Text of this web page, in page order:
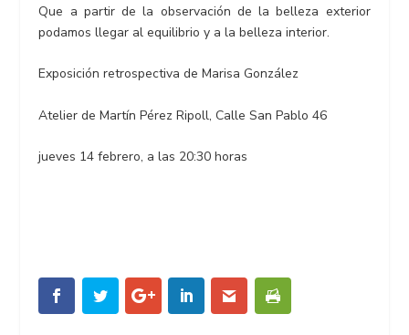
Que a partir de la observación de la belleza exterior
podamos llegar al equilibrio y a la belleza interior.
Exposición retrospectiva de Marisa González
Atelier de Martín Pérez Ripoll, Calle San Pablo 46
jueves 14 febrero, a las 20:30 horas